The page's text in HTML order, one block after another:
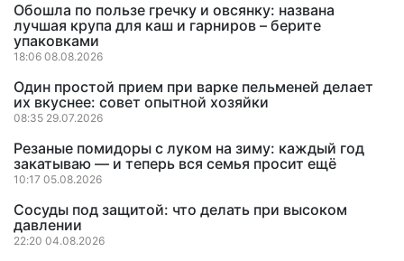
Обошла по пользе гречку и овсянку: названа
лучшая крупа для каш и гарниров – берите
упаковками
18:06 08.08.2026
Один простой прием при варке пельменей делает
их вкуснее: совет опытной хозяйки
08:35 29.07.2026
Резаные помидоры с луком на зиму: каждый год
закатываю — и теперь вся семья просит ещё
10:17 05.08.2026
Сосуды под защитой: что делать при высоком
давлении
22:20 04.08.2026